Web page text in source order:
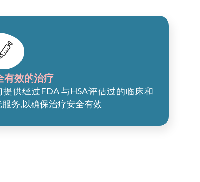
有效的治疗
提供经过FDA 与HSA评估过的临床和
服务,以确保治疗安全有效